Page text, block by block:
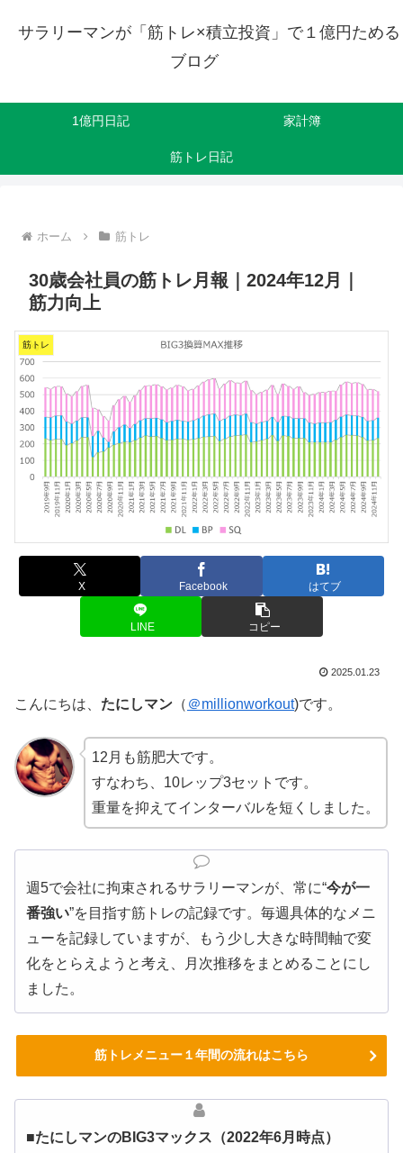
サラリーマンが「筋トレ×積立投資」で１億円ためる
ブログ
1億円日記 家計簿
筋トレ日記
ホーム 筋トレ
30歳会社員の筋トレ月報｜2024年12月｜
筋力向上
筋トレ
X Facebook はてブ
LINE コピー
2025.01.23
こんにちは、 たにしマン （ ＠millionworkout)です。
12月も筋肥大です。
すなわち、10レップ3セットです。
重量を抑えてインターバルを短くしました。
週5で会社に拘束されるサラリーマンが、常に“今が一
番強い”を目指す筋トレの記録です。毎週具体的なメニ
ューを記録していますが、もう少し大きな時間軸で変
化をとらえようと考え、月次推移をまとめることにし
ました。
筋トレメニュー１年間の流れはこちら
■たにしマンのBIG3マックス（2022年6月時点）